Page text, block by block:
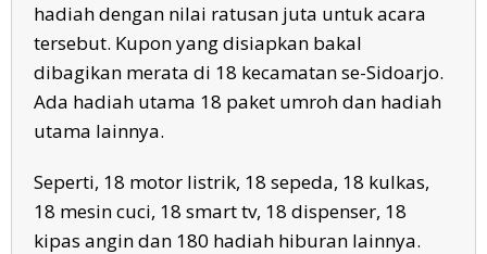
hadiah dengan nilai ratusan juta untuk acara
tersebut. Kupon yang disiapkan bakal
dibagikan merata di 18 kecamatan se-Sidoarjo.
Ada hadiah utama 18 paket umroh dan hadiah
utama lainnya.
Seperti, 18 motor listrik, 18 sepeda, 18 kulkas,
18 mesin cuci, 18 smart tv, 18 dispenser, 18
kipas angin dan 180 hadiah hiburan lainnya.